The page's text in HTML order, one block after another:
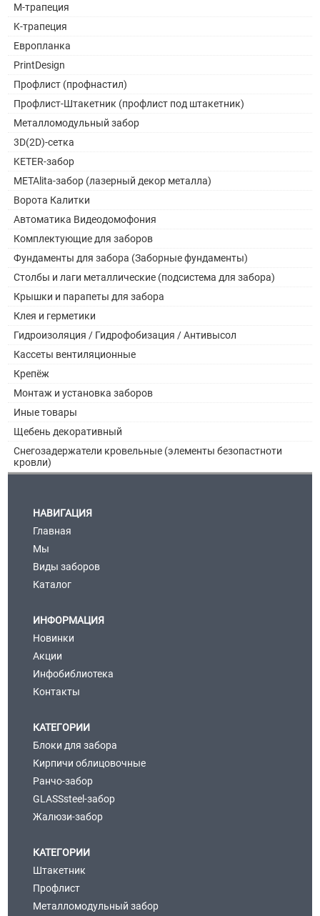
M-трапеция
K-трапеция
Европланка
PrintDesign
Профлист (профнастил)
Профлист-Штакетник (профлист под штакетник)
Металломодульный забор
3D(2D)-сетка
KETER-забор
METAlita-забор (лазерный декор металла)
Ворота Калитки
Автоматика Видеодомофония
Комплектующие для заборов
Фундаменты для забора (Заборные фундаменты)
Столбы и лаги металлические (подсистема для забора)
Крышки и парапеты для забора
Клея и герметики
Гидроизоляция / Гидрофобизация / Антивысол
Кассеты вентиляционные
Крепёж
Монтаж и установка заборов
Иные товары
Щебень декоративный
Снегозадержатели кровельные (элементы безопастноти
кровли)
НАВИГАЦИЯ
Главная
Мы
Виды заборов
Каталог
ИНФОРМАЦИЯ
Новинки
Акции
Инфобиблиотека
Контакты
КАТЕГОРИИ
Блоки для забора
Кирпичи облицовочные
Ранчо-забор
GLASSsteel-забор
Жалюзи-забор
КАТЕГОРИИ
Штакетник
Профлист
Металломодульный забор